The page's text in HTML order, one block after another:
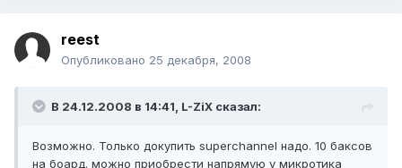
reest
Опубликовано 25 декабря, 2008
В 24.12.2008 в 14:41, L-ZiX сказал:
Возможно. Только докупить superchannel надо. 10 баксов
на боард. можно приобрести напрямую у микротика